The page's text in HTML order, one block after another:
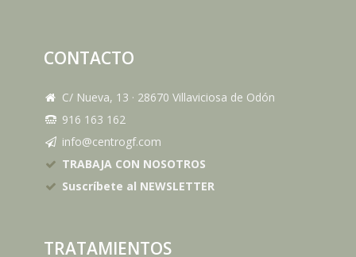
CONTACTO
C/ Nueva, 13 · 28670 Villaviciosa de Odón
916 163 162
info@centrogf.com
TRABAJA CON NOSOTROS
Suscríbete al NEWSLETTER
TRATAMIENTOS